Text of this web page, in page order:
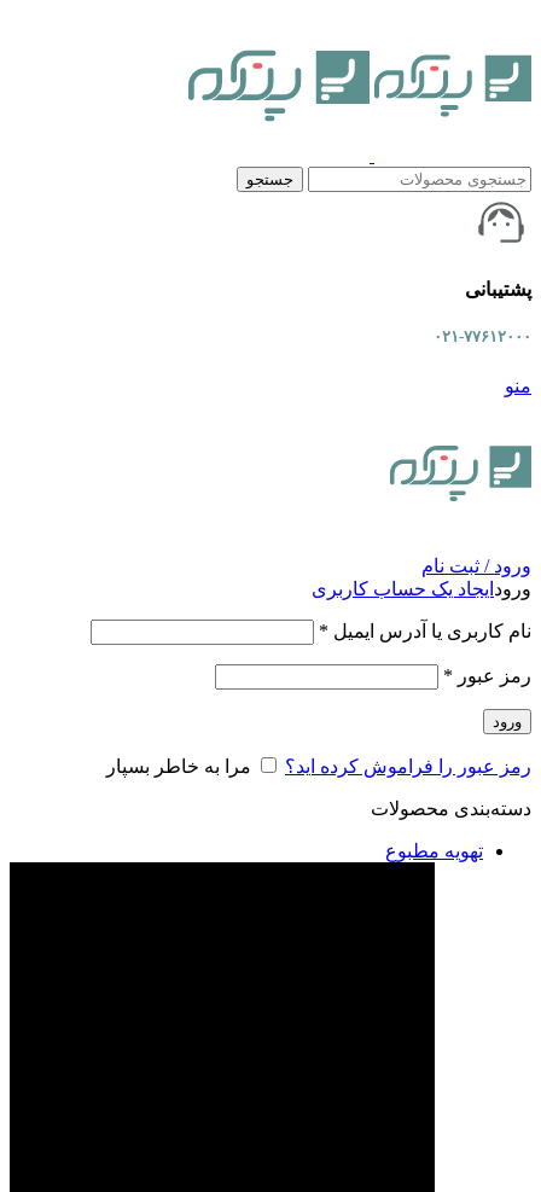
جستجو
پشتیبانی
۰۲۱-۷۷۶۱۲۰۰۰
منو
ورود / ثبت نام
ورود ایجاد یک حساب کاربری
نام کاربری یا آدرس ایمیل *
رمز عبور *
ورود
رمز عبور را فراموش کرده اید؟ مرا به خاطر بسپار
دسته‌بندی محصولات
تهویه مطبوع